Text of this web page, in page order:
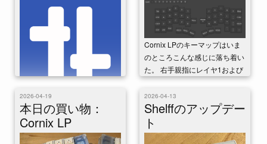
iPadむけPDF読書アプリ、
shelffのバージョン1.5をリリー
スした。 今回はハイライトな
どのアノテーション改善という
Cornix LPのキーマップはいま
のところこんな感じに落ち着い
た。 右手親指にレイヤ1および
レイヤ3への切り替え、左手...
2026-04-19
本日の買い物：
Cornix LP
2026-04-13
Shelffのアップデー
ト